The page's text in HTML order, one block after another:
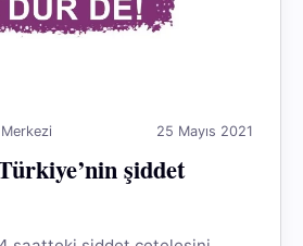
25 Mayıs 2021
şiddet